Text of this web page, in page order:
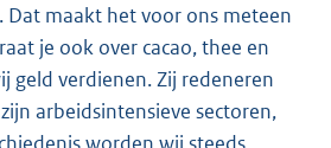
Dat maakt het voor ons meteen
je ook over cacao, thee en
geld verdienen. Zij redeneren
arbeidsintensieve sectoren,
worden wij steeds